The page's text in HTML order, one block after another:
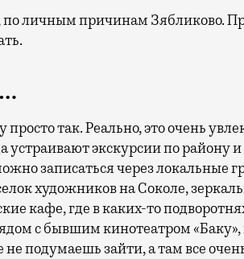
по личным причинам Зябликово.
так. Реально, это очень
устраивают экскурсии по району
записаться через локальные
художников на Соколе,
кафе, где в каких-то
с бывшим кинотеатром
подумаешь зайти, а там все